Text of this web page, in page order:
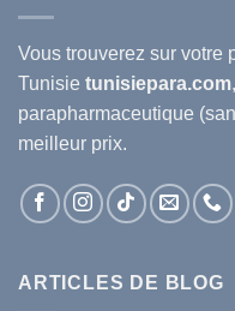
Vous trouverez sur votre
Tunisie tunisiepara.com
parapharmaceutique
meilleur prix.
ARTICLES DE BLOG